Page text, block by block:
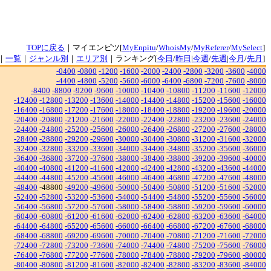
TOPに戻る ｜マイエンピツ[MyEnpitu/WhoisMy/MyReferer/MySelect]
一覧 ｜ ジャンル別 ｜ エリア別 ｜ランキング[今日 /昨日 |今週/先週|今月 /先月 ]
-0400 -0800 -1200 -1600 -2000 -2400 -2800 -3200 -3600 -4000
-4400 -4800 -5200 -5600 -6000 -6400 -6800 -7200 -7600 -8000
-8400 -8800 -9200 -9600 -10000 -10400 -10800 -11200 -11600 -12000
-12400 -12800 -13200 -13600 -14000 -14400 -14800 -15200 -15600 -16000
-16400 -16800 -17200 -17600 -18000 -18400 -18800 -19200 -19600 -20000
-20400 -20800 -21200 -21600 -22000 -22400 -22800 -23200 -23600 -24000
-24400 -24800 -25200 -25600 -26000 -26400 -26800 -27200 -27600 -28000
-28400 -28800 -29200 -29600 -30000 -30400 -30800 -31200 -31600 -32000
-32400 -32800 -33200 -33600 -34000 -34400 -34800 -35200 -35600 -36000
-36400 -36800 -37200 -37600 -38000 -38400 -38800 -39200 -39600 -40000
-40400 -40800 -41200 -41600 -42000 -42400 -42800 -43200 -43600 -44000
-44400 -44800 -45200 -45600 -46000 -46400 -46800 -47200 -47600 -48000
-48400 -48800 -49200 -49600 -50000 -50400 -50800 -51200 -51600 -52000
-52400 -52800 -53200 -53600 -54000 -54400 -54800 -55200 -55600 -56000
-56400 -56800 -57200 -57600 -58000 -58400 -58800 -59200 -59600 -60000
-60400 -60800 -61200 -61600 -62000 -62400 -62800 -63200 -63600 -64000
-64400 -64800 -65200 -65600 -66000 -66400 -66800 -67200 -67600 -68000
-68400 -68800 -69200 -69600 -70000 -70400 -70800 -71200 -71600 -72000
-72400 -72800 -73200 -73600 -74000 -74400 -74800 -75200 -75600 -76000
-76400 -76800 -77200 -77600 -78000 -78400 -78800 -79200 -79600 -80000
-80400 -80800 -81200 -81600 -82000 -82400 -82800 -83200 -83600 -84000